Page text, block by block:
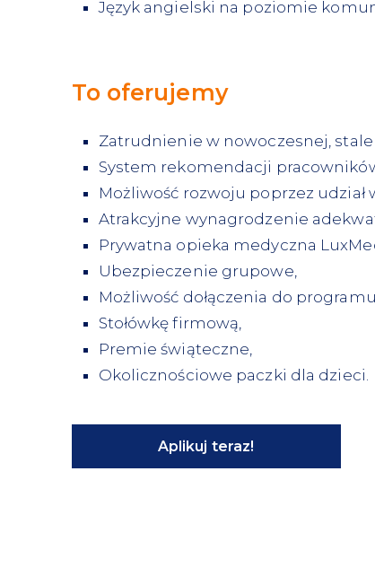
Język angielski na poziomie
To oferujemy
Zatrudnienie w nowoczesnej,
System rekomendacji
Możliwość rozwoju poprzez
Atrakcyjne wynagrodzenie
Prywatna opieka medyczna
Ubezpieczenie grupowe,
Możliwość dołączenia do
Stołówkę firmową,
Premie świąteczne,
Okolicznościowe paczki dla dzieci.
Aplikuj teraz!